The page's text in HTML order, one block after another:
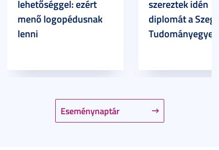
Eseménynaptár
lehetőséggel: ezért
menő logopédusnak
lenni
szereztek idén
diplomát a